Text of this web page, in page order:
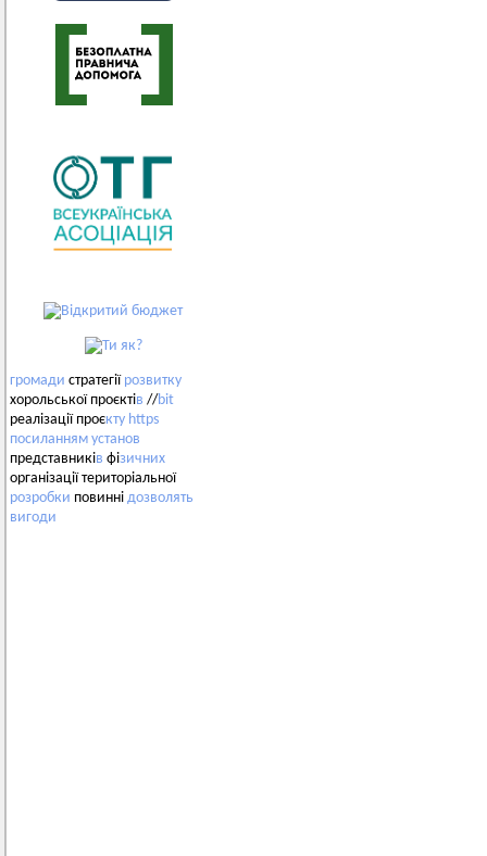
громади стратегії розвитку
хорольської проєктів //bit
реалізації проєкту https
посиланням установ
представників фізичних
організації територіальної
розробки повинні дозволять
вигоди